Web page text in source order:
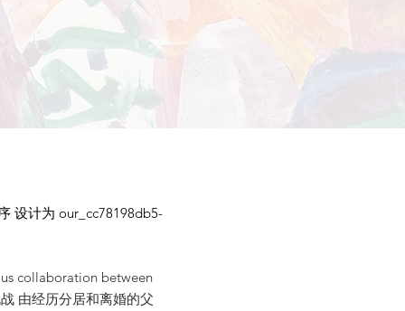
设计为 our_cc78198db5-
collaboration between
由经历分居和离婚的父